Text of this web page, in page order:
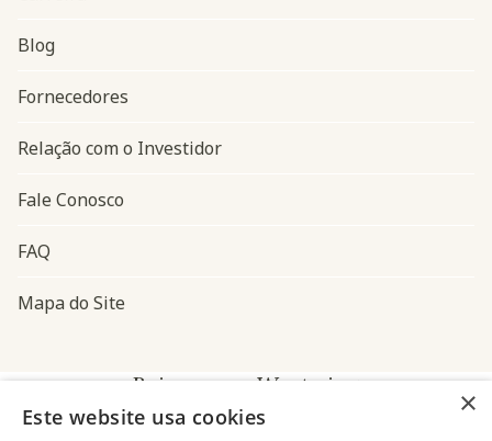
Navegação do rodapé
Blog
Fornecedores
Relação com o Investidor
Fale Conosco
FAQ
Mapa do Site
Baixe o app Westwing
×
Este website usa cookies